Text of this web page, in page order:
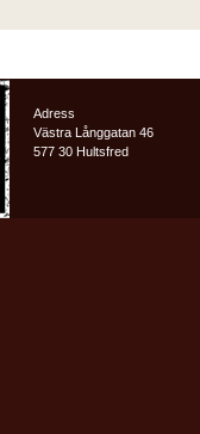
Adress
Västra Långgatan 46
577 30 Hultsfred